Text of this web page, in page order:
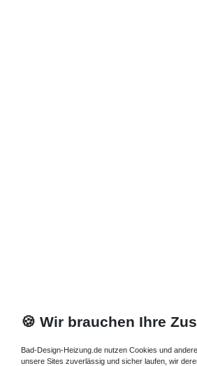
🍪 Wir brauchen Ihre
Bad-Design-Heizung.de nutzen Cookies und
unsere Sites zuverlässig und sicher laufen, wir